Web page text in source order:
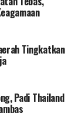
Tingkatkan
Padi Thailand